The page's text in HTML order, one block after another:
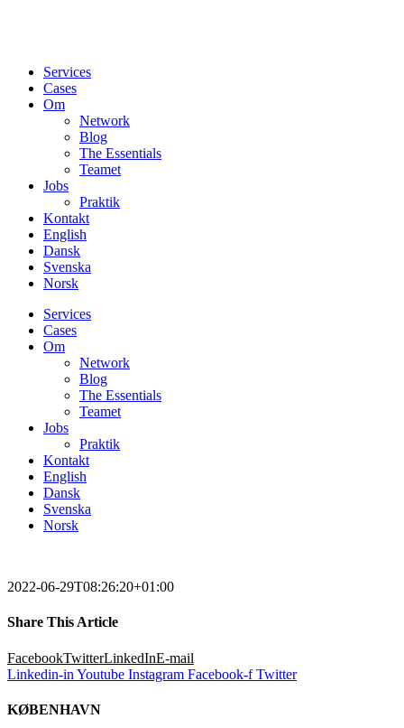
Services
Cases
Om
Network
Blog
The Essentials
Teamet
Jobs
Praktik
Kontakt
English
Dansk
Svenska
Norsk
Services
Cases
Om
Network
Blog
The Essentials
Teamet
Jobs
Praktik
Kontakt
English
Dansk
Svenska
Norsk
2022-06-29T08:26:20+01:00
Share This Article
FacebookTwitterLinkedInE-mail
Linkedin-in Youtube Instagram Facebook-f Twitter
KØBENHAVN